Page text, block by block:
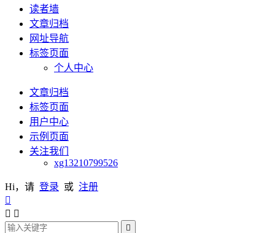
读者墙
文章归档
网址导航
标签页面
个人中心
文章归档
标签页面
用户中心
示例页面
关注我们
xg13210799526
Hi，请 登录 或 注册

 
